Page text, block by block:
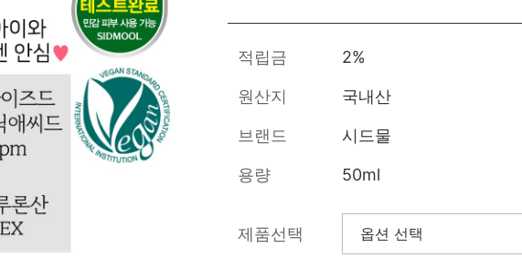
앰플/에센스/세
럼
수분젤/에센셜
로션
썬케어
흔적
안티에이징/주
모공/피지/블랙
헤드
병풀/센텔라
판테놀
레티놀
녹차/EGCG
아하/바하/파하/
라하
복합성
적립금 2%
원산지 국내산
브랜드 시드물
용량 50ml
제품선택